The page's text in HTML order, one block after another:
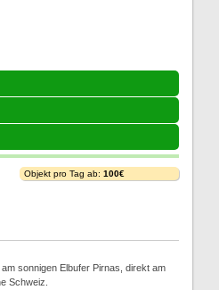
Objekt pro Tag ab: 100€
sonnigen Elbufer Pirnas, direkt am
Schweiz.